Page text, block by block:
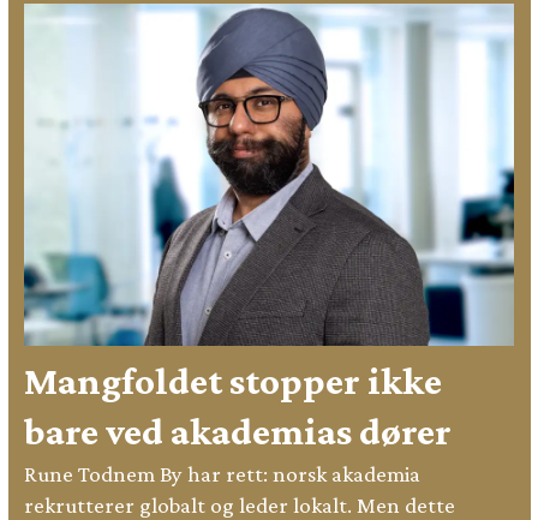
Mangfoldet stopper ikke
bare ved akademias dører
Rune Todnem By har rett: norsk akademia
rekrutterer globalt og leder lokalt. Men dette